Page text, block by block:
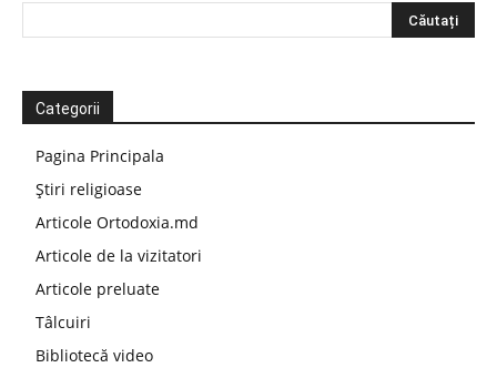
Categorii
Pagina Principala
Știri religioase
Articole Ortodoxia.md
Articole de la vizitatori
Articole preluate
Tâlcuiri
Bibliotecă video